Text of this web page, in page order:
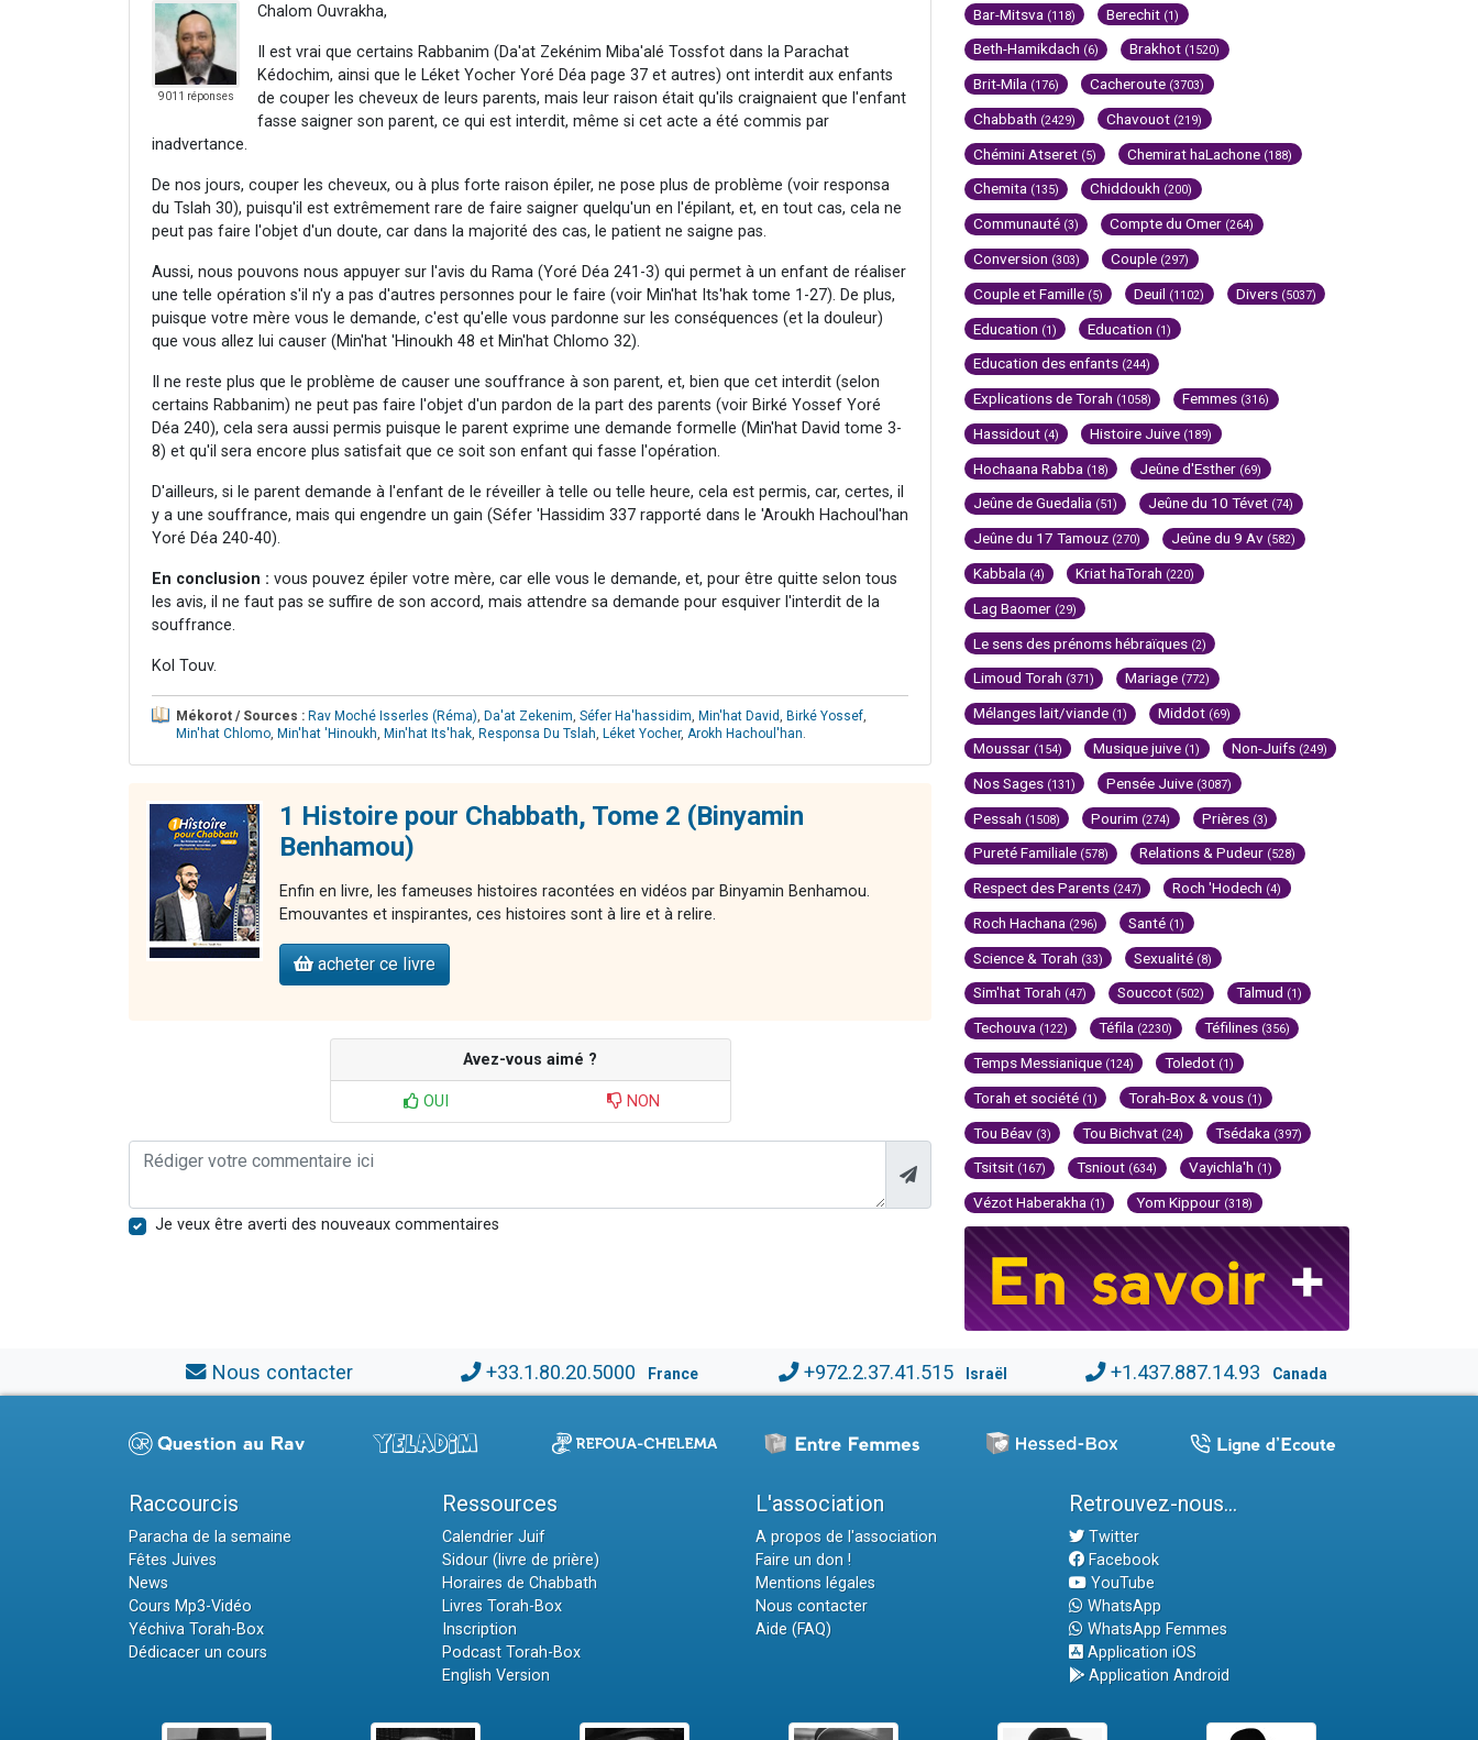
9011 réponses
Chalom Ouvrakha,
Il est vrai que certains Rabbanim (Da'at Zekénim Miba'alé Tossfot dans la Parachat
Kédochim, ainsi que le Léket Yocher Yoré Déa page 37 et autres) ont interdit aux enfants
de couper les cheveux de leurs parents, mais leur raison était qu'ils craignaient que l'enfant
fasse saigner son parent, ce qui est interdit, même si cet acte a été commis par
inadvertance.
De nos jours, couper les cheveux, ou à plus forte raison épiler, ne pose plus de problème (voir responsa
du Tslah 30), puisqu'il est extrêmement rare de faire saigner quelqu'un en l'épilant, et, en tout cas, cela ne
peut pas faire l'objet d'un doute, car dans la majorité des cas, le patient ne saigne pas.
Aussi, nous pouvons nous appuyer sur l'avis du Rama (Yoré Déa 241-3) qui permet à un enfant de réaliser
une telle opération s'il n'y a pas d'autres personnes pour le faire (voir Min'hat Its'hak tome 1-27). De plus,
puisque votre mère vous le demande, c'est qu'elle vous pardonne sur les conséquences (et la douleur)
que vous allez lui causer (Min'hat 'Hinoukh 48 et Min'hat Chlomo 32).
Il ne reste plus que le problème de causer une souffrance à son parent, et, bien que cet interdit (selon
certains Rabbanim) ne peut pas faire l'objet d'un pardon de la part des parents (voir Birké Yossef Yoré
Déa 240), cela sera aussi permis puisque le parent exprime une demande formelle (Min'hat David tome 3-
8) et qu'il sera encore plus satisfait que ce soit son enfant qui fasse l'opération.
D'ailleurs, si le parent demande à l'enfant de le réveiller à telle ou telle heure, cela est permis, car, certes, il
y a une souffrance, mais qui engendre un gain (Séfer 'Hassidim 337 rapporté dans le 'Aroukh Hachoul'han
Yoré Déa 240-40).
En conclusion : vous pouvez épiler votre mère, car elle vous le demande, et, pour être quitte selon tous
les avis, il ne faut pas se suffire de son accord, mais attendre sa demande pour esquiver l'interdit de la
souffrance.
Kol Touv.
Mékorot / Sources : Rav Moché Isserles (Réma) Da'at Zekenim Séfer Ha'hassidim Min'hat David Birké Yossef
Min'hat Chlomo Min'hat 'Hinoukh Min'hat Its'hak Responsa Du Tslah Léket Yocher, Arokh Hachoul'han
1 Histoire pour Chabbath, Tome 2 (Binyamin
Benhamou)
Enfin en livre, les fameuses histoires racontées en vidéos par Binyamin Benhamou.
Emouvantes et inspirantes, ces histoires sont à lire et à relire.
acheter ce livre
Avez-vous aimé ?
OUI NON
Je veux être averti des nouveaux commentaires
Bar-Mitsva (118) Berechit (1)
Beth-Hamikdach (6) Brakhot (1520)
Brit-Mila (176) Cacheroute (3703)
Chabbath (2429) Chavouot (219)
Chémini Atseret (5) Chemirat haLachone (188)
Chemita (135) Chiddoukh (200)
Communauté (3) Compte du Omer (264)
Conversion (303) Couple (297)
Couple et Famille (5) Deuil (1102) Divers (5037)
Education (1) Education (1)
Education des enfants (244)
Explications de Torah (1058) Femmes (316)
Hassidout (4) Histoire Juive (189)
Hochaana Rabba (18) Jeûne d'Esther (69)
Jeûne de Guedalia (51) Jeûne du 10 Tévet (74)
Jeûne du 17 Tamouz (270) Jeûne du 9 Av (582)
Kabbala (4) Kriat haTorah (220)
Lag Baomer (29)
Le sens des prénoms hébraïques (2)
Limoud Torah (371) Mariage (772)
Mélanges lait/viande (1) Middot (69)
Moussar (154) Musique juive (1) Non-Juifs (249)
Nos Sages (131) Pensée Juive (3087)
Pessah (1508) Pourim (274) Prières (3)
Pureté Familiale (578) Relations & Pudeur (528)
Respect des Parents (247) Roch 'Hodech (4)
Roch Hachana (296) Santé (1)
Science & Torah (33) Sexualité (8)
Sim'hat Torah (47) Souccot (502) Talmud (1)
Techouva (122) Téfila (2230) Téfilines (356)
Temps Messianique (124) Toledot (1)
Torah et société (1) Torah-Box & vous (1)
Tou Béav (3) Tou Bichvat (24) Tsédaka (397)
Tsitsit (167) Tsniout (634) Vayichla'h (1)
Vézot Haberakha (1) Yom Kippour (318)
Nous contacter +33.1.80.20.5000 France +972.2.37.41.515 Israël +1.437.887.14.93 Canada
Raccourcis
Paracha de la semaine
Fêtes Juives
News
Cours Mp3-Vidéo
Yéchiva Torah-Box
Dédicacer un cours
Ressources
Calendrier Juif
Sidour (livre de prière)
Horaires de Chabbath
Livres Torah-Box
Inscription
Podcast Torah-Box
English Version
L'association
A propos de l'association
Faire un don !
Mentions légales
Nous contacter
Aide (FAQ)
Retrouvez-nous...
Twitter
Facebook
YouTube
WhatsApp
WhatsApp Femmes
Application iOS
Application Android